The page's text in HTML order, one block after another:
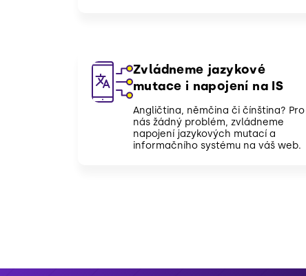
Zvládneme jazykové
mutace i napojení na IS
Angličtina, němčina či čínština? Pro
nás žádný problém, zvládneme
napojení jazykových mutací a
informačního systému na váš web.